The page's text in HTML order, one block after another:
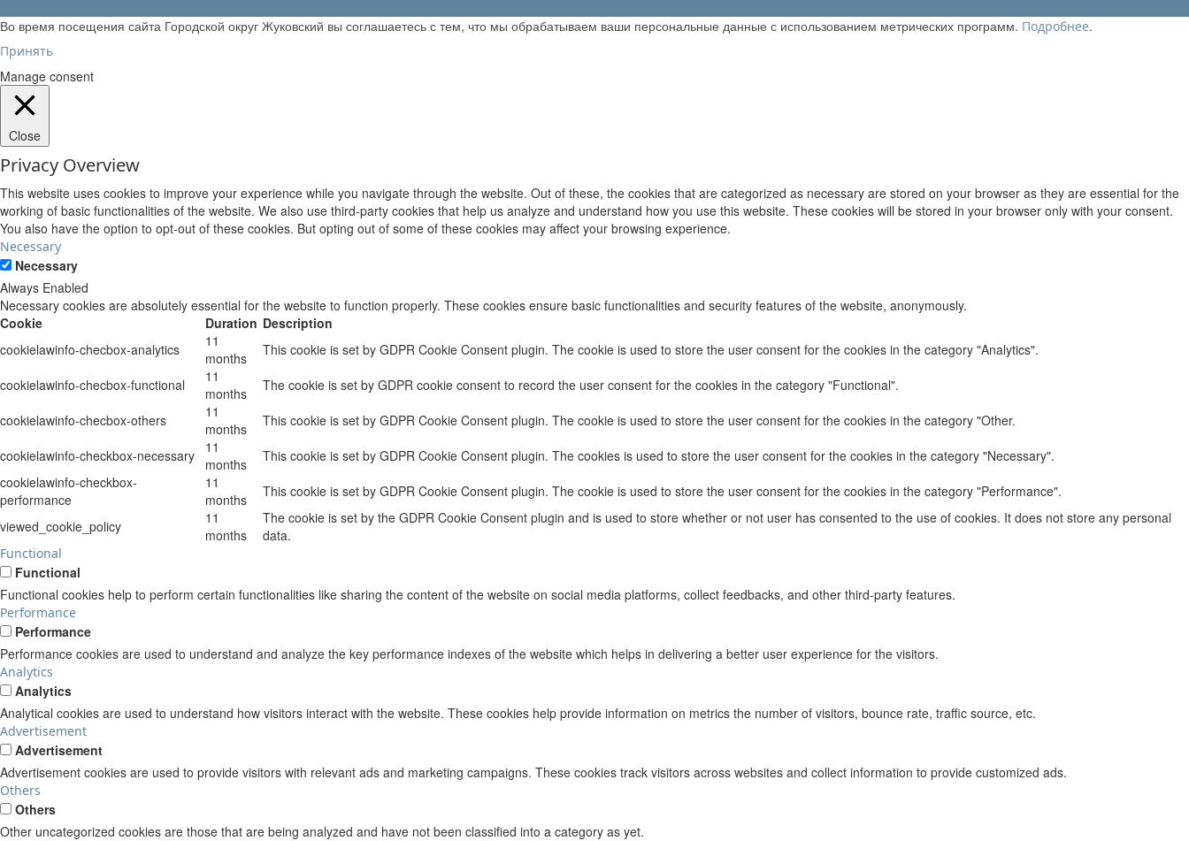
Во время посещения сайта Городской округ Жуковский вы соглашаетесь с тем, что мы обрабатываем ваши персональные данные с использованием метрических программ. Подробнее.
Принять
Manage consent
Close
Privacy Overview
This website uses cookies to improve your experience while you navigate through the website. Out of these, the cookies that are categorized as necessary are stored on your browser as they are essential for the
working of basic functionalities of the website. We also use third-party cookies that help us analyze and understand how you use this website. These cookies will be stored in your browser only with your consent.
You also have the option to opt-out of these cookies. But opting out of some of these cookies may affect your browsing experience.
Necessary
Necessary
Always Enabled
Necessary cookies are absolutely essential for the website to function properly. These cookies ensure basic functionalities and security features of the website, anonymously.
Cookie
Duration Description
cookielawinfo-checbox-analytics
11
months
This cookie is set by GDPR Cookie Consent plugin. The cookie is used to store the user consent for the cookies in the category "Analytics".
cookielawinfo-checbox-functional
11
months
The cookie is set by GDPR cookie consent to record the user consent for the cookies in the category "Functional".
cookielawinfo-checbox-others
11
months
This cookie is set by GDPR Cookie Consent plugin. The cookie is used to store the user consent for the cookies in the category "Other.
cookielawinfo-checkbox-necessary
11
months
This cookie is set by GDPR Cookie Consent plugin. The cookies is used to store the user consent for the cookies in the category "Necessary".
cookielawinfo-checkbox-
performance
11
months
This cookie is set by GDPR Cookie Consent plugin. The cookie is used to store the user consent for the cookies in the category "Performance".
viewed_cookie_policy
11
months
The cookie is set by the GDPR Cookie Consent plugin and is used to store whether or not user has consented to the use of cookies. It does not store any personal
data.
Functional
Functional
Functional cookies help to perform certain functionalities like sharing the content of the website on social media platforms, collect feedbacks, and other third-party features.
Performance
Performance
Performance cookies are used to understand and analyze the key performance indexes of the website which helps in delivering a better user experience for the visitors.
Analytics
Analytics
Analytical cookies are used to understand how visitors interact with the website. These cookies help provide information on metrics the number of visitors, bounce rate, traffic source, etc.
Advertisement
Advertisement
Advertisement cookies are used to provide visitors with relevant ads and marketing campaigns. These cookies track visitors across websites and collect information to provide customized ads.
Others
Others
Other uncategorized cookies are those that are being analyzed and have not been classified into a category as yet.